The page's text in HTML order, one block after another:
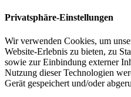
Privatsphäre-Einstellungen
Wir verwenden Cookies, um
Website-Erlebnis zu bieten, zu
sowie zur Einbindung externer
Nutzung dieser Technologien
Gerät gespeichert und/oder